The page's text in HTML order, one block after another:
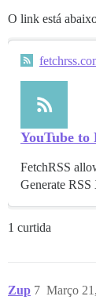
O link está
YouTube to
FetchRSS
Generate
1 curtida
Zup Março
7